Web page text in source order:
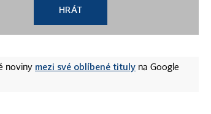
HRÁT
noviny mezi své oblíbené tituly na Google